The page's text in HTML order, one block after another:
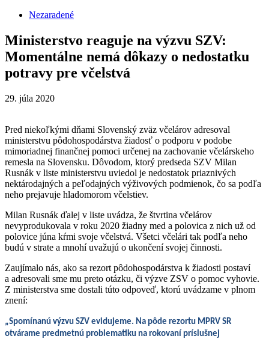
Nezaradené
Ministerstvo reaguje na výzvu SZV:
Momentálne nemá dôkazy o nedostatku
potravy pre včelstvá
29. júla 2020
Pred niekoľkými dňami Slovenský zväz včelárov adresoval
ministerstvu pôdohospodárstva žiadosť o podporu v podobe
mimoriadnej finančnej pomoci určenej na zachovanie včelárskeho
remesla na Slovensku. Dôvodom, ktorý predseda SZV Milan
Rusnák v liste ministerstvu uviedol je nedostatok priaznivých
nektárodajných a peľodajných výživových podmienok, čo sa podľa
neho prejavuje hladomorom včelstiev.
Milan Rusnák ďalej v liste uvádza, že štvrtina včelárov
nevyprodukovala v roku 2020 žiadny med a polovica z nich už od
polovice júna kŕmi svoje včelstvá. Všetci včelári tak podľa neho
budú v strate a mnohí uvažujú o ukončení svojej činnosti.
Zaujímalo nás, ako sa rezort pôdohospodárstva k žiadosti postaví
a adresovali sme mu preto otázku, či výzve ZSV o pomoc vyhovie.
Z ministerstva sme dostali túto odpoveď, ktorú uvádzame v plnom
znení:
„Spomínanú výzvu SZV evidujeme. Na pôde rezortu MPRV SR
otvárame predmetnú problematiku na rokovaní príslušnej